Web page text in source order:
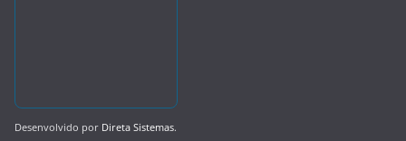
Desenvolvido por Direta Sistemas.